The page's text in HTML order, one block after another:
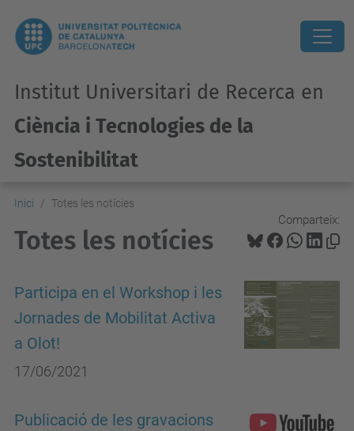
Institut Universitari de Recerca en
Ciència i Tecnologies de la
Sostenibilitat
Inici Totes les notícies
Comparteix:
Totes les notícies
Participa en el Workshop i les
Jornades de Mobilitat Activa
a Olot!
17/06/2021
Publicació de les gravacions